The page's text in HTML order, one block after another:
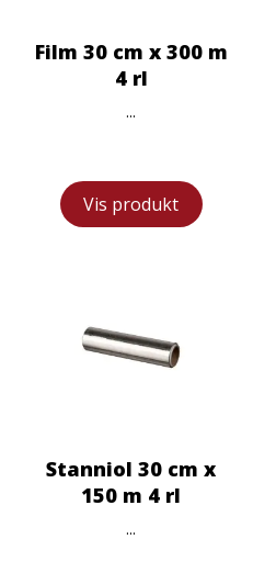
Film 30 cm x 300 m
4 rl
...
Vis produkt
Stanniol 30 cm x
150 m 4 rl
...